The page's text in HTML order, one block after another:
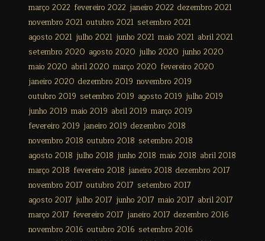
março 2022 fevereiro 2022 janeiro 2022 dezembro 2021
novembro 2021 outubro 2021 setembro 2021
agosto 2021 julho 2021 junho 2021 maio 2021 abril 2021
setembro 2020 agosto 2020 julho 2020 junho 2020
maio 2020 abril 2020 março 2020 fevereiro 2020
janeiro 2020 dezembro 2019 novembro 2019
outubro 2019 setembro 2019 agosto 2019 julho 2019
junho 2019 maio 2019 abril 2019 março 2019
fevereiro 2019 janeiro 2019 dezembro 2018
novembro 2018 outubro 2018 setembro 2018
agosto 2018 julho 2018 junho 2018 maio 2018 abril 2018
março 2018 fevereiro 2018 janeiro 2018 dezembro 2017
novembro 2017 outubro 2017 setembro 2017
agosto 2017 julho 2017 junho 2017 maio 2017 abril 2017
março 2017 fevereiro 2017 janeiro 2017 dezembro 2016
novembro 2016 outubro 2016 setembro 2016